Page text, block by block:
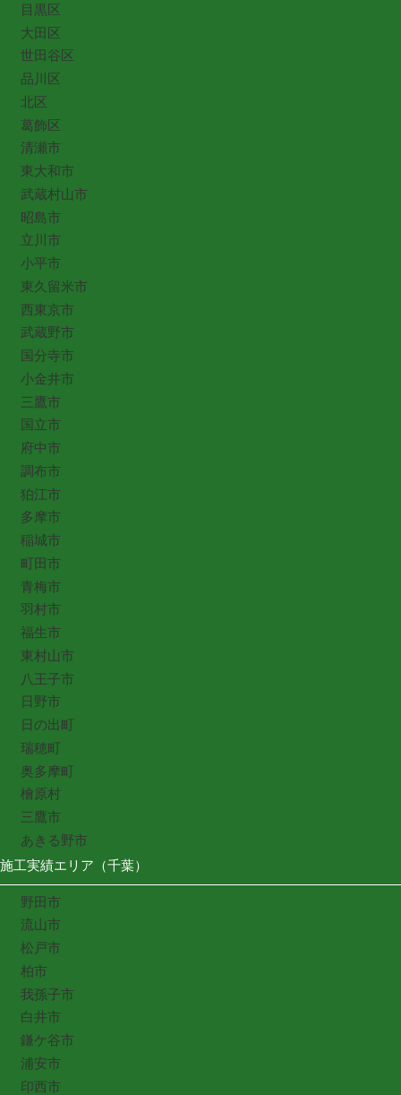
目黒区
大田区
世田谷区
品川区
北区
葛飾区
清瀬市
東大和市
武蔵村山市
昭島市
立川市
小平市
東久留米市
西東京市
武蔵野市
国分寺市
小金井市
三鷹市
国立市
府中市
調布市
狛江市
多摩市
稲城市
町田市
青梅市
羽村市
福生市
東村山市
八王子市
日野市
日の出町
瑞穂町
奥多摩町
檜原村
三鷹市
あきる野市
施工実績エリア（千葉）
野田市
流山市
松戸市
柏市
我孫子市
白井市
鎌ケ谷市
浦安市
印西市